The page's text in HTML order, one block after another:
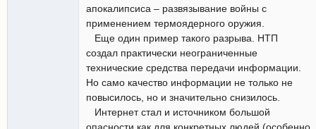
апокалипсиса – развязывание войны с
применением термоядерного оружия.
Еще один пример такого разрыва. НТП
создал практически неограниченные
технические средства передачи информации.
Но само качество информации не только не
повысилось, но и значительно снизилось.
Интернет стал и источником большой
опасности как для конкретных людей (особенно